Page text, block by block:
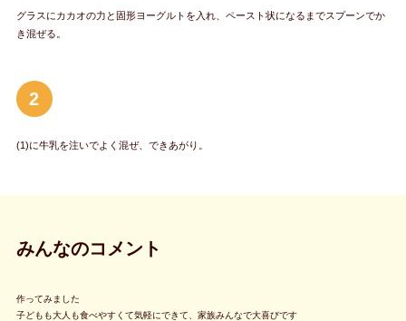
グラスにカカオの力と固形ヨーグルトを入れ、ペースト状になるまでスプーンでか
き混ぜる。
2
(1)に牛乳を注いでよく混ぜ、できあがり。
みんなのコメント
作ってみました
子どもも大人も食べやすくて気軽にできて、家族みんなで大喜びです